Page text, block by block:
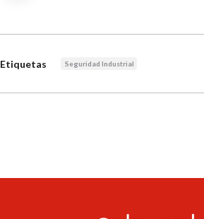
Etiquetas Seguridad Industrial